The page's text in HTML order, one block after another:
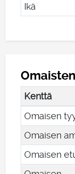
Ikä
Kenttä
Omaisen
Omaisen
Omaisen